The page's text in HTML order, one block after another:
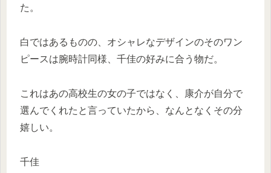
た。
白ではあるものの、オシャレなデザインのそのワン
ピースは腕時計同様、千佳の好みに合う物だ。
これはあの高校生の女の子ではなく、康介が自分で
選んでくれたと言っていたから、なんとなくその分
嬉しい。
千佳